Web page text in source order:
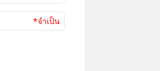
*จำเป็น